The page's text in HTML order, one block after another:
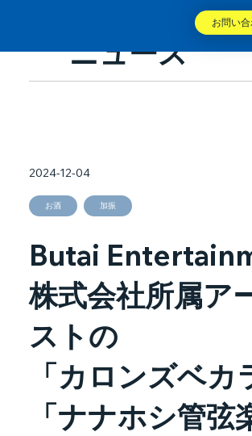
お問い
ニュース
Butai
株式会社所属ア
ストの
「カロンズベカ
「ナナホシ管弦
お酒 加振
2024-12-04